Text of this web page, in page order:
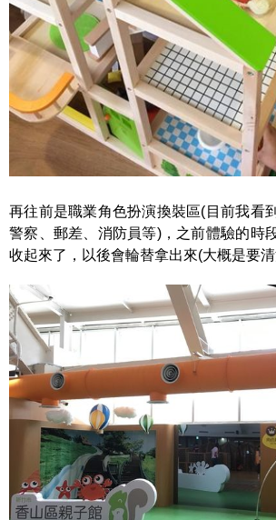
再往前是職業角色扮演換裝區(目前我看
警察、郵差、消防員等)，之前體驗的時
收起來了，以後會輪替拿出來(大概是要清